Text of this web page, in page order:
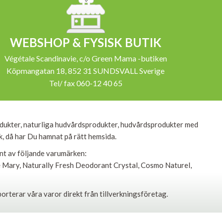
WEBSHOP & FYSISK BUTIK
Végétale Scandinavie, c/o Green Mama -butiken
Köpmangatan 18, 852 31 SUNDSVALL Sverige
Tel/ fax 060-12 40 65
naturliga hudvårdsprodukter, hudvårdsprodukter med
har Du hamnat på rätt hemsida.
av följande varumärken:
Naturally Fresh Deodorant Crystal, Cosmo Naturel,
våra varor direkt från tillverkningsföretag.